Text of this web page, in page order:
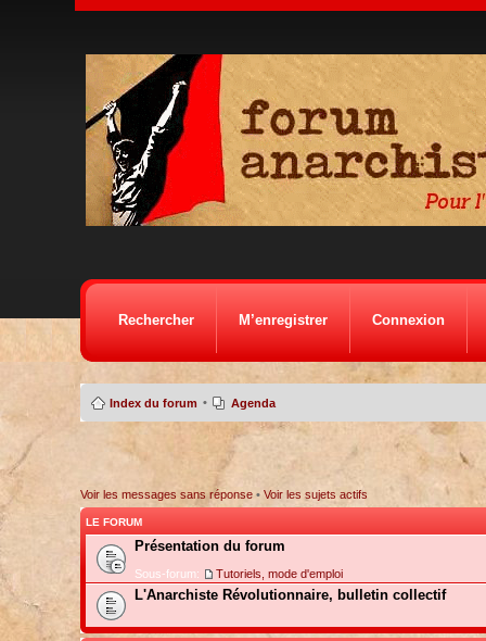
Rechercher M’enregistrer Connexion
Index du forum • Agenda
Voir les messages sans réponse• Voir les sujets actifs
LE FORUM
Présentation du forum
Sous-forum: Tutoriels, mode d'emploi
L'Anarchiste Révolutionnaire, bulletin collectif